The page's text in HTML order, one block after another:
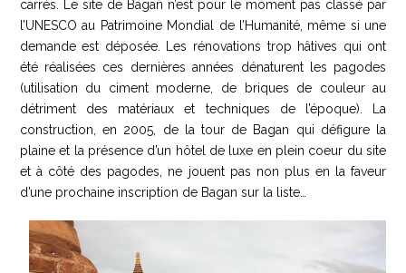
carrés. Le site de Bagan n’est pour le moment pas classé par
l’UNESCO au Patrimoine Mondial de l’Humanité, même si une
demande est déposée. Les rénovations trop hâtives qui ont
été réalisées ces dernières années dénaturent les pagodes
(utilisation du ciment moderne, de briques de couleur au
détriment des matériaux et techniques de l’époque). La
construction, en 2005, de la tour de Bagan qui défigure la
plaine et la présence d’un hôtel de luxe en plein coeur du site
et à côté des pagodes, ne jouent pas non plus en la faveur
d’une prochaine inscription de Bagan sur la liste…